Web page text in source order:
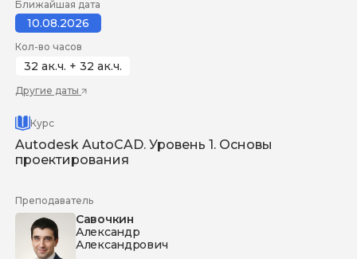
Ближайшая дата
10.08.2026
Кол-во часов
32 ак.ч. + 32 ак.ч.
Другие даты
Курс
Autodesk AutoCAD. Уровень 1. Основы
проектирования
Преподаватель
Савочкин
Александр
Александрович